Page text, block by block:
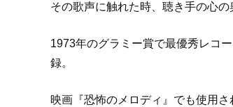
その歌声に触れた時、聴き手の心
1973年のグラミー賞で最優秀レコ
録。
映画『恐怖のメロディ』でも使用